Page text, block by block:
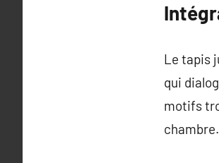
Le tapis
qui
motifs
chambre.